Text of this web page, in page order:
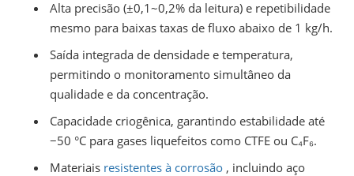
Alta precisão (±0,1~0,2% da leitura) e repetibilidade
mesmo para baixas taxas de fluxo abaixo de 1 kg/h.
Saída integrada de densidade e temperatura,
permitindo o monitoramento simultâneo da
qualidade e da concentração.
Capacidade criogênica, garantindo estabilidade até
−50 °C para gases liquefeitos como CTFE ou C₄F₆.
Materiais resistentes à corrosão, incluindo aço